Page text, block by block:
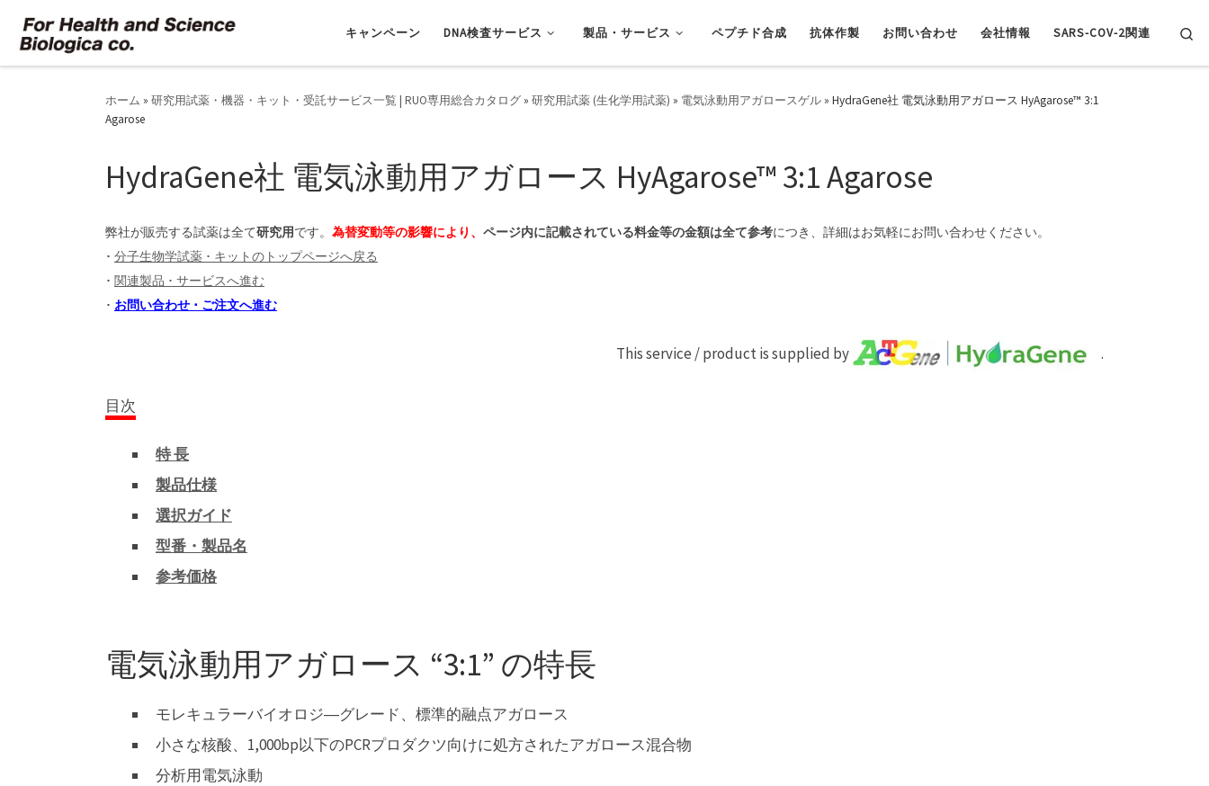
コンテンツへスキップ キャンペーン DNA検査サービス 製品・サービス ペプチド合成 抗体作製 お問い合わせ 会社情報 SARS-COV-2関連
ホーム » 研究用試薬・機器・キット・受託サービス一覧 | RUO専用総合カタログ » 研究用試薬 (生化学用試薬) » 電気泳動用アガロースゲル » HydraGene社 電気泳動用アガロース HyAgarose™ 3:1
Agarose
HydraGene社 電気泳動用アガロース HyAgarose™ 3:1 Agarose
弊社が販売する試薬は全て研究用です。 為替変動等の影響により、 ページ内に記載されている料金等の金額は全て参考につき、詳細はお気軽にお問い合わせください。
･ 分子生物学試薬 ･ キットのトップページへ戻る
･ 関連製品 ･ サービスへ進む
･ お問い合わせ ･ ご注文へ進む
This service / product is supplied by .
目次
特 長
製品仕様
選択ガイド
型番・製品名
参考価格
電気泳動用アガロース “3:1” の特長
モレキュラーバイオロジ―グレード、標準的融点アガロース
小さな核酸、1,000bp以下のPCRプロダクツ向けに処方されたアガロース混合物
分析用電気泳動